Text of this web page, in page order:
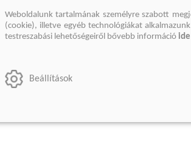
Weboldalunk tartalmának személyre szabott
(cookie), illetve egyéb technológiákat
testreszabási lehetőségeiről bővebb információ
Beállítások